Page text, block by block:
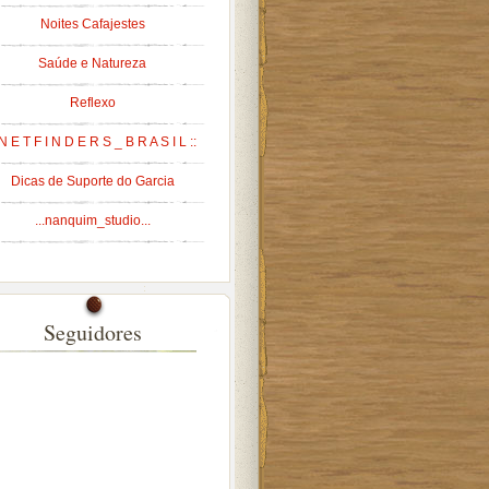
Noites Cafajestes
Saúde e Natureza
Reflexo
E T F I N D E R S _ B R A S I L ::
Dicas de Suporte do Garcia
...nanquim_studio...
Seguidores